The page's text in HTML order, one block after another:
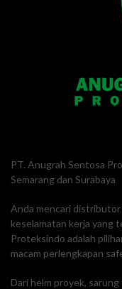
PT. Anugrah Sentosa
Semarang dan Surabaya
Anda mencari
keselamatan kerja yang
Proteksindo adalah
macam perlengkapan
Dari helm proyek,